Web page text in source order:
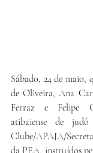
Sábado, 24 de maio,
de Oliveira, Ana
Ferraz e Felipe
atibaiense de
Clube/APAJA/
da PEA, instruídos